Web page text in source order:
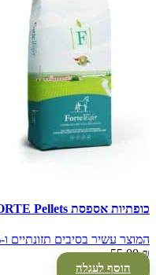
כופתיות אספסת FORTE Pellets
המוצר עשיר בסיבים תזונתיים ו-16% חלבון טבעי, תורם לעיכול תקין,…
55.00₪
הוסף לעגלה